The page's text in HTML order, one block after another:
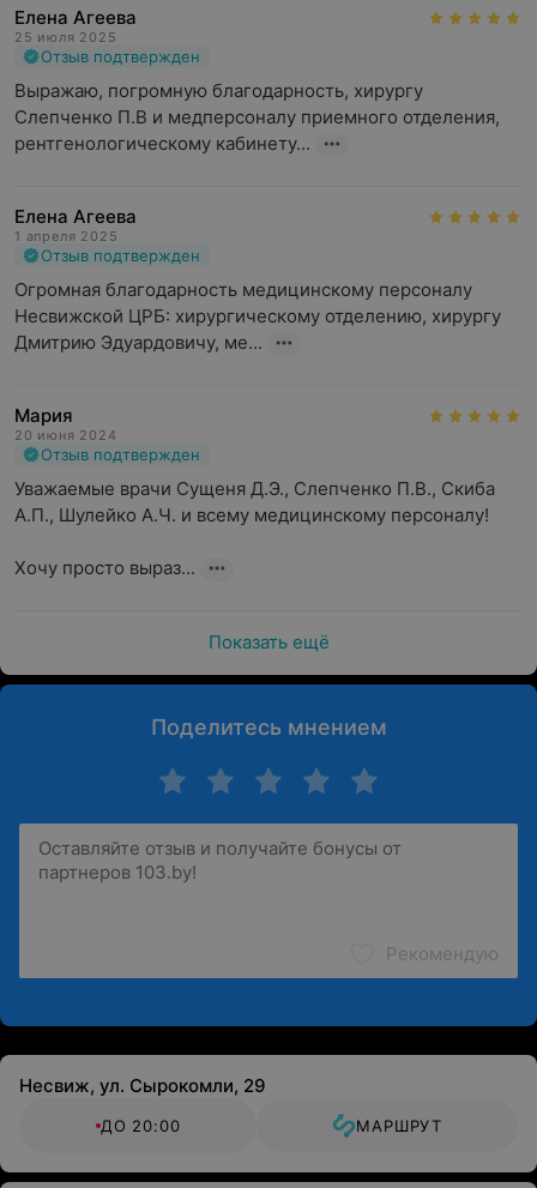
Елена Агеева
25 июля 2025
Отзыв подтвержден
Выражаю, погромную благодарность, хирургу
Слепченко П.В и медперсоналу приемного отделения,
рентгенологическому кабинету...
Елена Агеева
1 апреля 2025
Отзыв подтвержден
Огромная благодарность медицинскому персоналу
Несвижской ЦРБ: хирургическому отделению, хирургу
Дмитрию Эдуардовичу, ме...
Мария
20 июня 2024
Отзыв подтвержден
Уважаемые врачи Сущеня Д.Э., Слепченко П.В., Скиба
А.П., Шулейко А.Ч. и всему медицинскому персоналу!
Хочу просто выраз...
Показать ещё
Поделитесь мнением
Рекомендую
Несвиж, ул. Сырокомли, 29
ДО 20:00 МАРШРУТ